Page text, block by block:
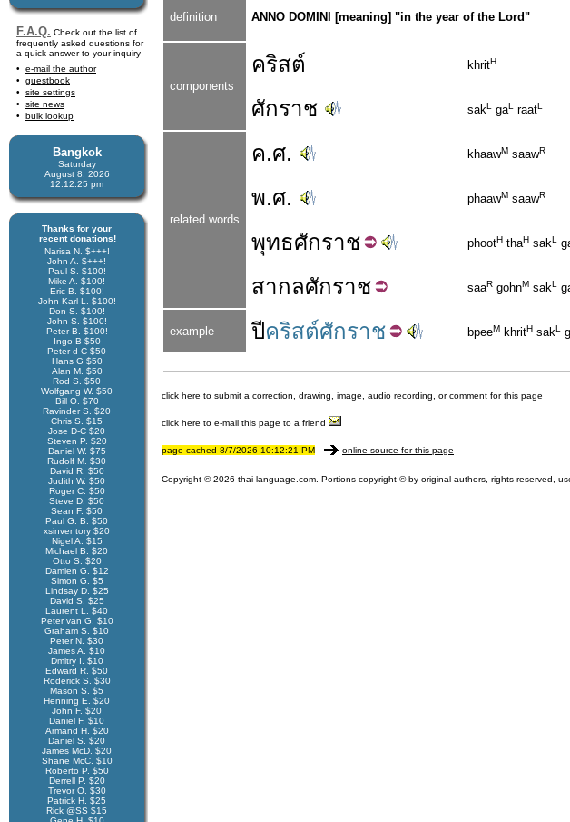
F.A.Q. Check out the list of
frequently asked questions for
a quick answer to your inquiry
e-mail the author
guestbook
site settings
site news
bulk lookup
Bangkok
Saturday
August 8, 2026
12:12:25 pm
Thanks for your
recent donations!
Narisa N. $+++!
John A. $+++!
Paul S. $100!
Mike A. $100!
Eric B. $100!
John Karl L. $100!
Don S. $100!
John S. $100!
Peter B. $100!
Ingo B $50
Peter d C $50
Hans G $50
Alan M. $50
Rod S. $50
Wolfgang W. $50
Bill O. $70
Ravinder S. $20
Chris S. $15
Jose D-C $20
Steven P. $20
Daniel W. $75
Rudolf M. $30
David R. $50
Judith W. $50
Roger C. $50
Steve D. $50
Sean F. $50
Paul G. B. $50
xsinventory $20
Nigel A. $15
Michael B. $20
Otto S. $20
Damien G. $12
Simon G. $5
Lindsay D. $25
David S. $25
Laurent L. $40
Peter van G. $10
Graham S. $10
Peter N. $30
James A. $10
Dmitry I. $10
Edward R. $50
Roderick S. $30
Mason S. $5
Henning E. $20
John F. $20
Daniel F. $10
Armand H. $20
Daniel S. $20
James McD. $20
Shane McC. $10
Roberto P. $50
Derrell P. $20
Trevor O. $30
Patrick H. $25
Rick @SS $15
definition ANNO DOMINI [meaning] "in the year of the Lord"
components
คริสต์ khritH
ศักราช sakL gaL raatL
related words
ค.ศ. khaawM saawR
พ.ศ. phaawM saawR
พุทธศักราช phootH thaH sakL
สากลศักราช saaR gohnM sakL
example ปีคริสต์ศักราช bpeeM khritH sakL
click here to submit a correction, drawing, image, audio recording, or comment for this page
click here to e-mail this page to a friend
page cached 8/7/2026 10:12:21 PM online source for this page
Copyright © 2026 thai-language.com. Portions copyright © by original authors, rights reserved,